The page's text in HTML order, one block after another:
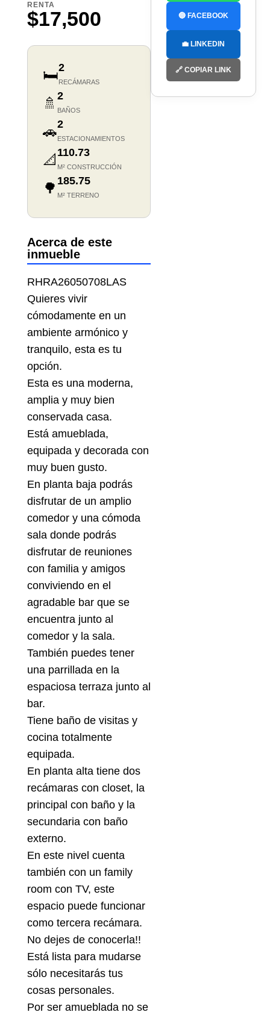
RENTA
$17,500
🛏️2
RECÁMARAS
🚿 2
BAÑOS
🚗2
ESTACIONAMIENTOS
📐 110.73
M² CONSTRUCCIÓN
🌳 185.75
M² TERRENO
Acerca de este
inmueble
RHRA26050708LAS
Quieres vivir
cómodamente en un
ambiente armónico y
tranquilo, esta es tu
opción.
Esta es una moderna,
amplia y muy bien
conservada casa.
Está amueblada,
equipada y decorada con
muy buen gusto.
En planta baja podrás
disfrutar de un amplio
comedor y una cómoda
sala donde podrás
disfrutar de reuniones
con familia y amigos
conviviendo en el
agradable bar que se
encuentra junto al
comedor y la sala.
También puedes tener
una parrillada en la
espaciosa terraza junto al
bar.
Tiene baño de visitas y
cocina totalmente
equipada.
En planta alta tiene dos
recámaras con closet, la
principal con baño y la
secundaria con baño
externo.
En este nivel cuenta
también con un family
room con TV, este
espacio puede funcionar
como tercera recámara.
No dejes de conocerla!!
Está lista para mudarse
sólo necesitarás tus
cosas personales.
Por ser amueblada no se
🔵 FACEBOOK
💼 LINKEDIN
🔗 COPIAR LINK